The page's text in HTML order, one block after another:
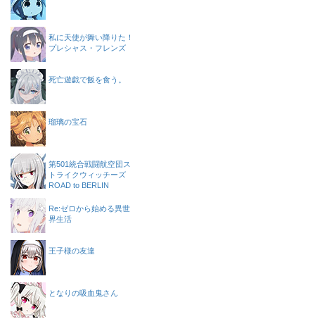
私に天使が舞い降りた！
プレシャス・フレンズ
死亡遊戯で飯を食う。
瑠璃の宝石
第501統合戦闘航空団ス
トライクウィッチーズ
ROAD to BERLIN
Re:ゼロから始める異世
界生活
王子様の友達
となりの吸血鬼さん